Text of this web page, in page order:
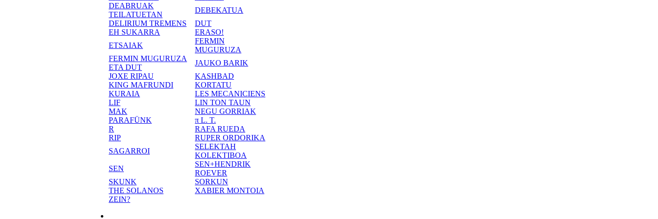
DEABRUAK
TEILATUETAN
DEBEKATUA
DELIRIUM TREMENS
DUT
EH SUKARRA
ERASO!
ETSAIAK
FERMIN
MUGURUZA
FERMIN MUGURUZA
ETA DUT
JAUKO BARIK
JOXE RIPAU
KASHBAD
KING MAFRUNDI
KORTATU
KURAIA
LES MECANICIENS
LIF
LIN TON TAUN
MAK
NEGU GORRIAK
PARAFÜNK
π L. T.
R
RAFA RUEDA
RIP
RUPER ORDORIKA
SAGARROI
SELEKTAH
KOLEKTIBOA
SEN
SEN+HENDRIK
ROEVER
SKUNK
SORKUN
THE SOLANOS
XABIER MONTOIA
ZEIN?